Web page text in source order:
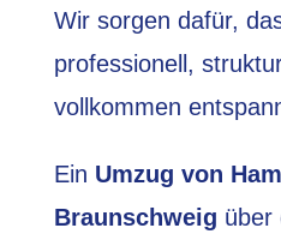
Wir sorgen dafür,
professionell,
vollkommen
Ein Umzug von
Braunschweig über